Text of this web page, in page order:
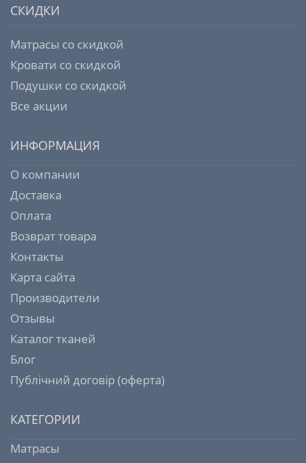
СКИДКИ
Матрасы со скидкой
Кровати со скидкой
Подушки со скидкой
Все акции
ИНФОРМАЦИЯ
О компании
Доставка
Оплата
Возврат товара
Контакты
Карта сайта
Производители
Отзывы
Каталог тканей
Блог
Публічний договір (оферта)
КАТЕГОРИИ
Матрасы